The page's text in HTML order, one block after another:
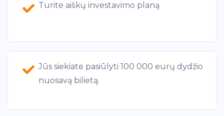
Turite aiškų investavimo planą
Jūs siekiate pasiūlyti 100 000 eurų dydžio
nuosavą bilietą.